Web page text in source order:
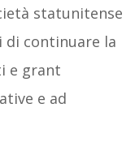
statunitense
continuare la
e grant
e ad